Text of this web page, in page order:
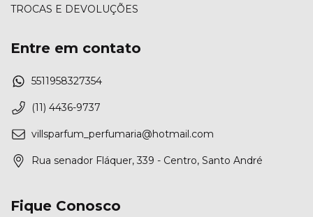
TROCAS E DEVOLUÇÕES
Entre em contato
5511958327354
(11) 4436-9737
villsparfum_perfumaria@hotmail.com
Rua senador Fláquer, 339 - Centro, Santo André
Fique Conosco